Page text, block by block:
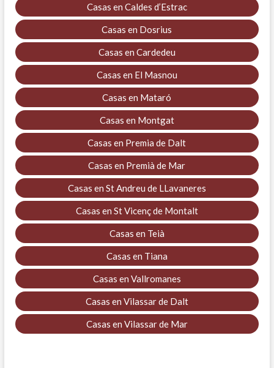
Casas en Caldes d’Estrac
Casas en Dosrius
Casas en Cardedeu
Casas en El Masnou
Casas en Mataró
Casas en Montgat
Casas en Premia de Dalt
Casas en Premià de Mar
Casas en St Andreu de LLavaneres
Casas en St Vicenç de Montalt
Casas en Teià
Casas en Tiana
Casas en Vallromanes
Casas en Vilassar de Dalt
Casas en Vilassar de Mar